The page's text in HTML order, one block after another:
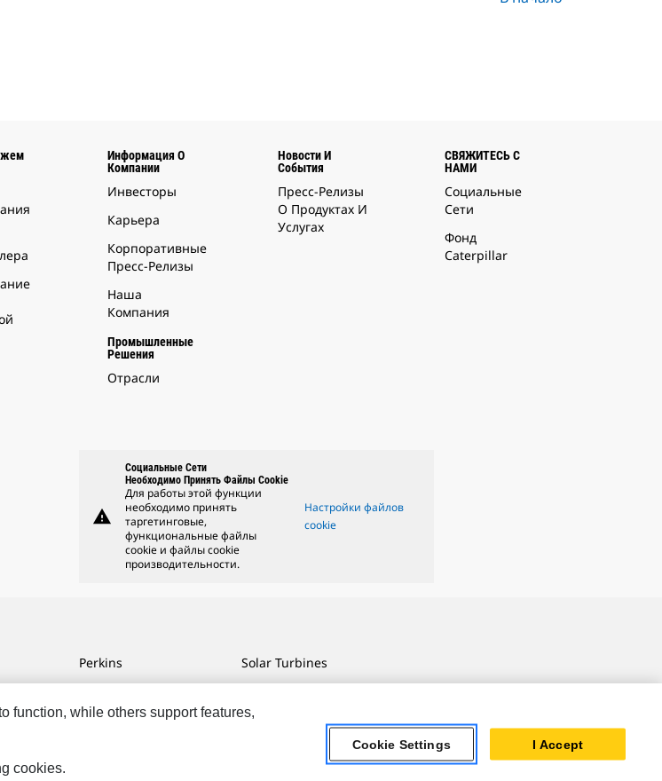
Информация О
Компании
Инвесторы
Карьера
Корпоративные
Пресс-Релизы
Наша
Компания
Промышленные
Решения
Отрасли
Новости И
События
Пресс-Релизы
О Продуктах И
Услугах
СВЯЖИТЕСЬ С
НАМИ
Социальные
Сети
Фонд
Caterpillar
warning
Социальные Сети
Необходимо Принять Файлы Cookie
Для работы этой функции
необходимо принять
таргетинговые,
функциональные файлы
cookie и файлы cookie
производительности.
Настройки файлов
cookie
Perkins
SEM
Solar Turbines
Turner Powertrain
function, while others support features,
cookies.
Cookie Settings I Accept